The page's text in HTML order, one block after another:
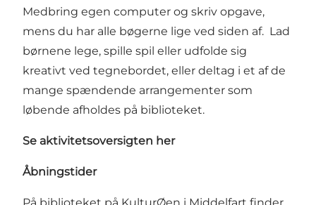
Medbring egen computer og skriv opgave,
mens du har alle bøgerne lige ved siden af. Lad
børnene lege, spille spil eller udfolde sig
kreativt ved tegnebordet, eller deltag i et af de
mange spændende arrangementer som
løbende afholdes på biblioteket.
Se aktivitetsoversigten her
Åbningstider